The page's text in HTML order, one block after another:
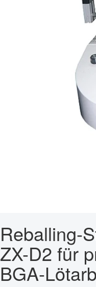
Reballing-
ZX-D2 für
BGA-